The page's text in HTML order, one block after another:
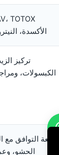
الأكسدة،
تركيز
الكبسولات،
مراجعة التوافق
الحشو،